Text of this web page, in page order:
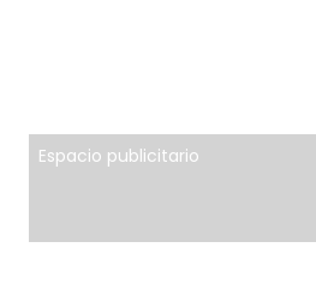
Espacio publicitario